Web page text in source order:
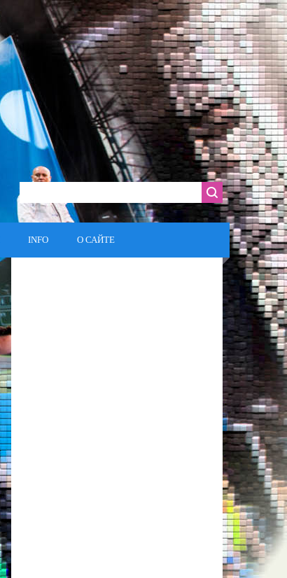
INFO О САЙТЕ